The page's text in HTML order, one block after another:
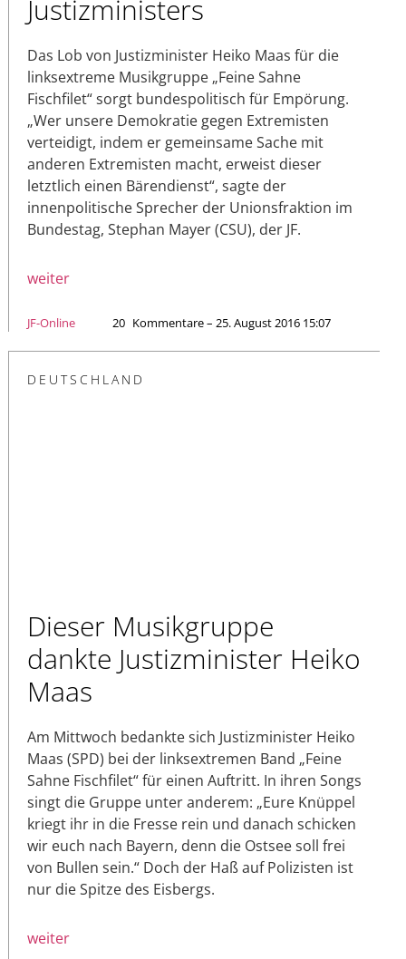
Justizministers
Das Lob von Justizminister Heiko Maas für die
linksextreme Musikgruppe „Feine Sahne
Fischfilet“ sorgt bundespolitisch für Empörung.
„Wer unsere Demokratie gegen Extremisten
verteidigt, indem er gemeinsame Sache mit
anderen Extremisten macht, erweist dieser
letztlich einen Bärendienst“, sagte der
innenpolitische Sprecher der Unionsfraktion im
Bundestag, Stephan Mayer (CSU), der JF.
weiter
JF-Online 20 Kommentare – 25. August 2016 15:07
DEUTSCHLAND
Dieser Musikgruppe
dankte Justizminister Heiko
Maas
Am Mittwoch bedankte sich Justizminister Heiko
Maas (SPD) bei der linksextremen Band „Feine
Sahne Fischfilet“ für einen Auftritt. In ihren Songs
singt die Gruppe unter anderem: „Eure Knüppel
kriegt ihr in die Fresse rein und danach schicken
wir euch nach Bayern, denn die Ostsee soll frei
von Bullen sein.“ Doch der Haß auf Polizisten ist
nur die Spitze des Eisbergs.
weiter